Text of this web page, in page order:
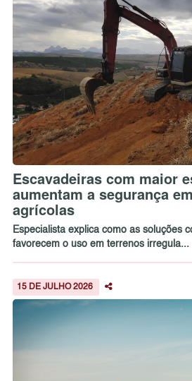
Escavadeiras com maior
aumentam a segurança
agrícolas
Especialista explica como as soluções
favorecem o uso em terrenos irregula...
15 DE JULHO 2026